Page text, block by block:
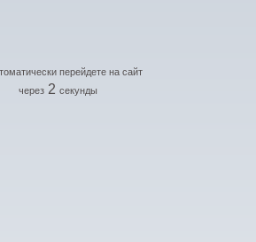
перейдете на сайт
через 2 секунды